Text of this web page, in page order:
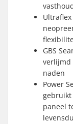
GBS
verlijmd
naden
Power
gebruikt
paneel